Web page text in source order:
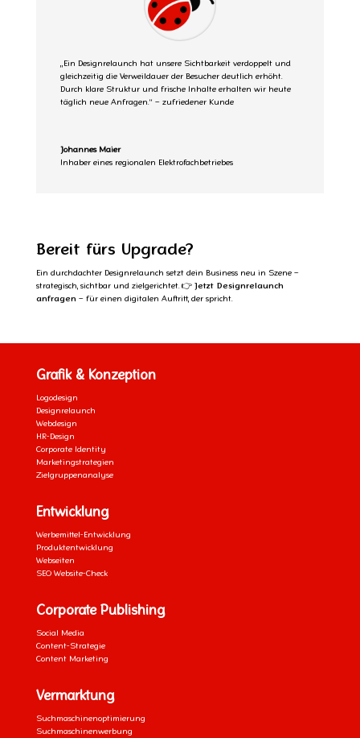
„Ein Designrelaunch hat unsere Sichtbarkeit verdoppelt und
gleichzeitig die Verweildauer der Besucher deutlich erhöht.
Durch klare Struktur und frische Inhalte erhalten wir heute
täglich neue Anfragen.“ – zufriedener Kunde
Johannes Maier
Inhaber eines regionalen Elektrofachbetriebes
Bereit fürs Upgrade?
Ein durchdachter Designrelaunch setzt dein Business neu in Szene –
strategisch, sichtbar und zielgerichtet. 👉 Jetzt Designrelaunch
anfragen – für einen digitalen Auftritt, der spricht.
Grafik & Konzeption
Logodesign
Designrelaunch
Webdesign
HR-Design
Corporate Identity
Marketingstrategien
Zielgruppenanalyse
Entwicklung
Werbemittel-Entwicklung
Produktentwicklung
Webseiten
SEO Website-Check
Corporate Publishing
Social Media
Content-Strategie
Content Marketing
Vermarktung
Suchmaschinenoptimierung
Suchmaschinenwerbung